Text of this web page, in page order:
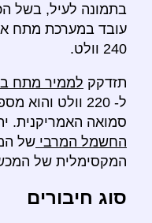
בתמונה לעיל, בשל
240 וולט.
תזדקק לממיר מתח
סמואה האמריקנית.
החשמל המרבי של
המקסימלית של
סוג חיבורים